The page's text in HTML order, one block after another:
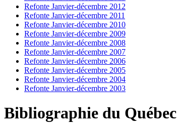
Refonte Janvier-décembre 2012
Refonte Janvier-décembre 2011
Refonte Janvier-décembre 2010
Refonte Janvier-décembre 2009
Refonte Janvier-décembre 2008
Refonte Janvier-décembre 2007
Refonte Janvier-décembre 2006
Refonte Janvier-décembre 2005
Refonte Janvier-décembre 2004
Refonte Janvier-décembre 2003
Bibliographie du Québec